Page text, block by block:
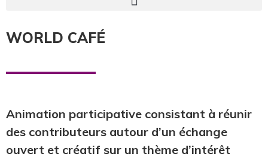
WORLD CAFÉ
Animation participative consistant à réunir
des contributeurs autour d’un échange
ouvert et créatif sur un thème d’intérêt